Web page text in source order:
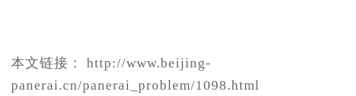
本文链接： http://www.beijing-
panerai.cn/panerai_problem/1098.html